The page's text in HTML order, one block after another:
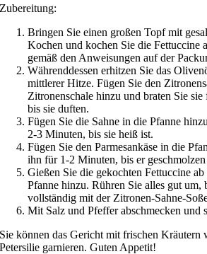
Zubereitung:
Bringen Sie einen großen Topf mit
Kochen und kochen Sie die Fettuccine
gemäß den Anweisungen auf der
Währenddessen erhitzen Sie das
mittlerer Hitze. Fügen Sie den
Zitronenschale hinzu und braten Sie
bis sie duften.
Fügen Sie die Sahne in die Pfanne
2-3 Minuten, bis sie heiß ist.
Fügen Sie den Parmesankäse in die
ihn für 1-2 Minuten, bis er geschmolzen
Gießen Sie die gekochten Fettuccine
Pfanne hinzu. Rühren Sie alles gut um,
vollständig mit der Zitronen-Sahne-
Mit Salz und Pfeffer abschmecken und
Sie können das Gericht mit frischen Kräutern
Petersilie garnieren. Guten Appetit!